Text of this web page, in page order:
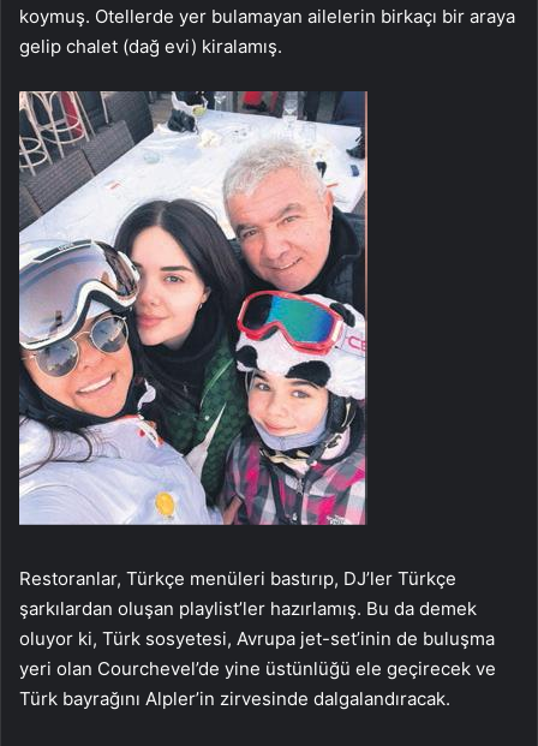
koymuş. Otellerde yer bulamayan ailelerin birkaçı bir araya
gelip chalet (dağ evi) kiralamış.
Restoranlar, Türkçe menüleri bastırıp, DJ’ler Türkçe
şarkılardan oluşan playlist’ler hazırlamış. Bu da demek
oluyor ki, Türk sosyetesi, Avrupa jet-set’inin de buluşma
yeri olan Courchevel’de yine üstünlüğü ele geçirecek ve
Türk bayrağını Alpler’in zirvesinde dalgalandıracak.